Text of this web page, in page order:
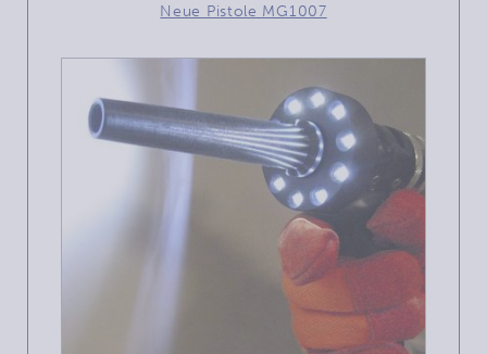
Neue Pistole MG1007